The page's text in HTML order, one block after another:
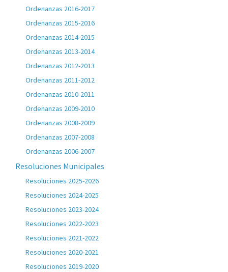
Ordenanzas 2016-2017
Ordenanzas 2015-2016
Ordenanzas 2014-2015
Ordenanzas 2013-2014
Ordenanzas 2012-2013
Ordenanzas 2011-2012
Ordenanzas 2010-2011
Ordenanzas 2009-2010
Ordenanzas 2008-2009
Ordenanzas 2007-2008
Ordenanzas 2006-2007
Resoluciones Municipales
Resoluciones 2025-2026
Resoluciones 2024-2025
Resoluciones 2023-2024
Resoluciones 2022-2023
Resoluciones 2021-2022
Resoluciones 2020-2021
Resoluciones 2019-2020